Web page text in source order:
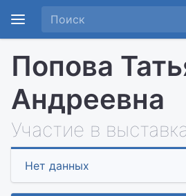
Попова
Андреевна
Участие в
Нет данных